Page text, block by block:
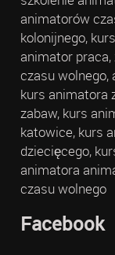
animatorów
kolonijnego,
animator
czasu wolnego,
kurs animatora
zabaw, kurs
katowice, kurs
dziecięcego,
animatora
czasu wolnego
Facebook